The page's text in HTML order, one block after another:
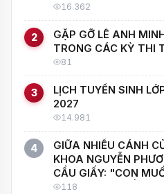
16.362
2
GẶP GỠ LÊ ANH
TRONG CÁC KỲ THI
81
3
LỊCH TUYỂN SINH
2027
14.981
4
GIỮA NHIỀU CÁNH
KHOA NGUYỄN
CẦU GIẤY: "CON
NGƯỜI GIỎI NHẤT!"
118